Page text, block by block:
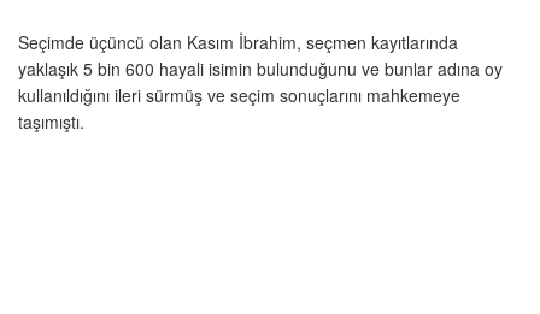
Seçimde üçüncü olan Kasım İbrahim, seçmen kayıtlarında
yaklaşık 5 bin 600 hayali isimin bulunduğunu ve bunlar adına oy
kullanıldığını ileri sürmüş ve seçim sonuçlarını mahkemeye
taşımıştı.